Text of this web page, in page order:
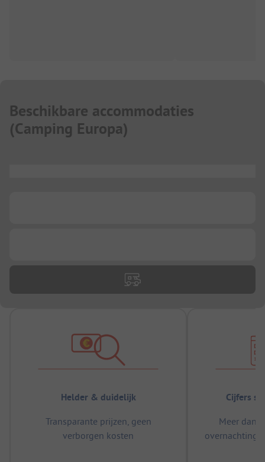
Beschikbare accommodaties
(Camping Europa)
Helder & duidelijk
Transparante prijzen, geen
verborgen kosten
Cijfers
Meer dan